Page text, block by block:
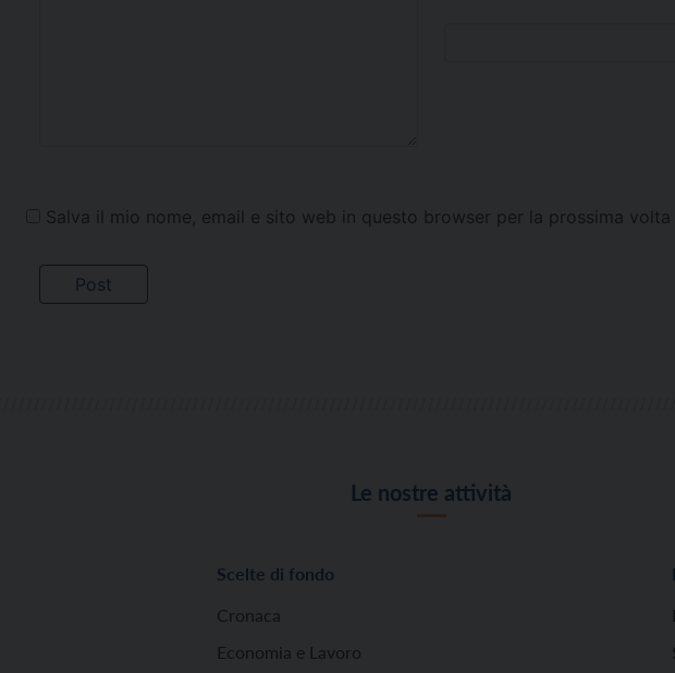
Salva il mio nome, email e sito web in questo browser per la prossima
Le nostre attività
Scelte di fondo
Cronaca
Economia e Lavoro